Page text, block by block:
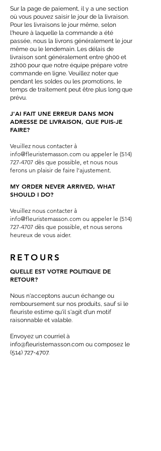
Sur la page de paiement, il y a une section
où vous pouvez saisir le jour de la livraison.
Pour les livraisons le jour même, selon
l'heure à laquelle la commande a été
passée, nous la livrons généralement le jour
même ou le lendemain. Les délais de
livraison sont généralement entre 9h00 et
21h00 pour que notre équipe prépare votre
commande en ligne. Veuillez noter que
pendant les soldes ou les promotions, le
temps de traitement peut être plus long que
prévu.
J'AI FAIT UNE ERREUR DANS MON
ADRESSE DE LIVRAISON, QUE PUIS-JE
FAIRE?
Veuillez nous contacter à
info@fleuristemasson.com ou appeler le (514)
727-4707 dès que possible, et nous nous
ferons un plaisir de faire l'ajustement.
MY ORDER NEVER ARRIVED, WHAT
SHOULD I DO?
Veuillez nous contacter à
info@fleuristemasson.com ou appeler le (514)
727-4707 dès que possible, et nous serons
heureux de vous aider.
RETOURS
QUELLE EST VOTRE POLITIQUE DE
RETOUR?
Nous n'acceptons aucun échange ou
remboursement sur nos produits, sauf si le
fleuriste estime qu'il s'agit d'un motif
raisonnable et valable.
Envoyez un courriel à
info@fleuristemasson.com ou composez le
(514) 727-4707.